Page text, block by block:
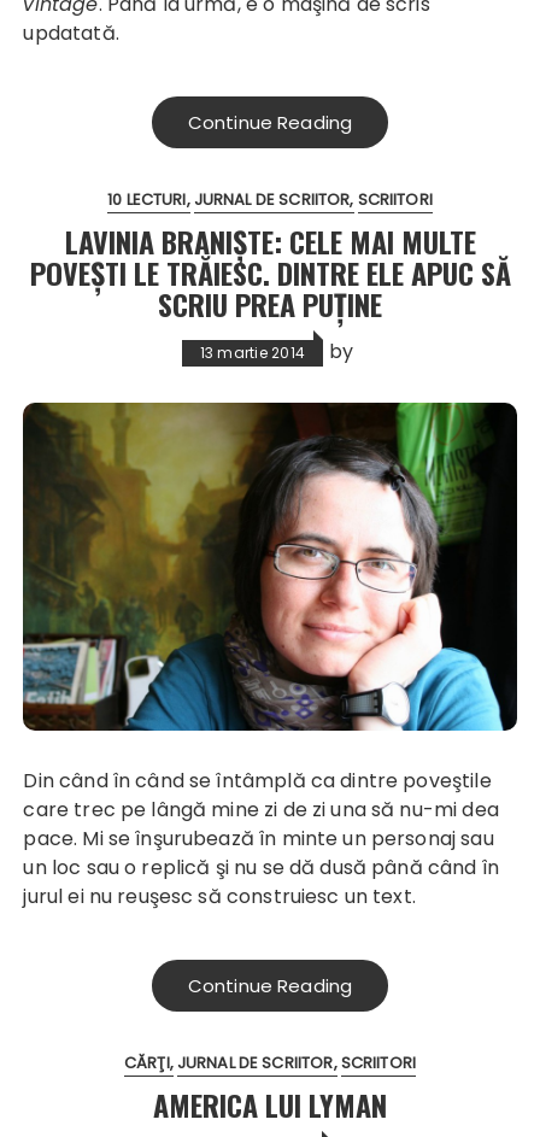
updatată.
Continue Reading
10 LECTURI JURNAL DE SCRIITOR SCRIITORI
LAVINIA BRANIȘTE: CELE MAI MULTE
POVEŞTI LE TRĂIESC. DINTRE ELE APUC SĂ
SCRIU PREA PUŢINE
13 martie 2014 by
Din când în când se întâmplă ca dintre poveştile
care trec pe lângă mine zi de zi una să nu-mi dea
pace. Mi se înşurubează în minte un personaj sau
un loc sau o replică şi nu se dă dusă până când în
jurul ei nu reuşesc să construiesc un text.
Continue Reading
CĂRŢI JURNAL DE SCRIITOR SCRIITORI
AMERICA LUI LYMAN